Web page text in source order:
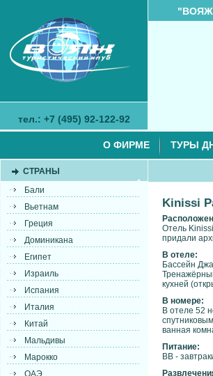
тел.: +7 (495) 92-122-92
"ВОЯЖ
О ФИРМЕ ТУРЫ
СТРАНЫ
Бали
Вьетнам
Греция
Доминикана
Египет
Израиль
Испания
Италия
Китай
Мальдивы
Марокко
ОАЭ
Kinissi
Отель
придали
В отеле:
Бассейн
кухней
В номере:
В отеле 52
ванная
Питание:
BB -